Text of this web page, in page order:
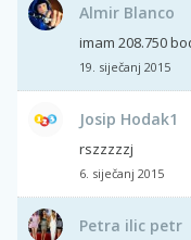
Almir Blanco
imam 208.750
19. siječanj 2015
Josip Hodak1
rszzzzzj
6. siječanj 2015
Petra ilic petr